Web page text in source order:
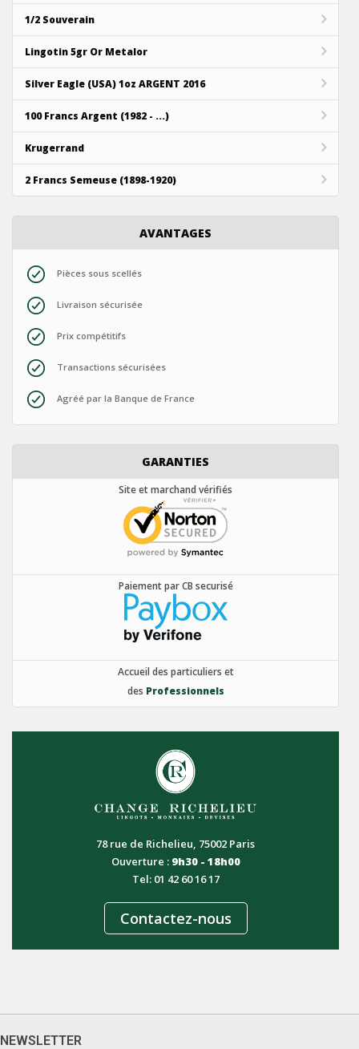
1/2 Souverain
Lingotin 5gr Or Metalor
Silver Eagle (USA) 1oz ARGENT 2016
100 Francs Argent (1982 - ...)
Krugerrand
2 Francs Semeuse (1898-1920)
AVANTAGES
Pièces sous scellés
Livraison sécurisée
Prix compétitifs
Transactions sécurisées
Agréé par la Banque de France
GARANTIES
Site et marchand vérifiés
Paiement par CB securisé
Accueil des particuliers et
des Professionnels
78 rue de Richelieu, 75002 Paris
Ouverture : 9h30 - 18h00
Tel: 01 42 60 16 17
Contactez-nous
NEWSLETTER